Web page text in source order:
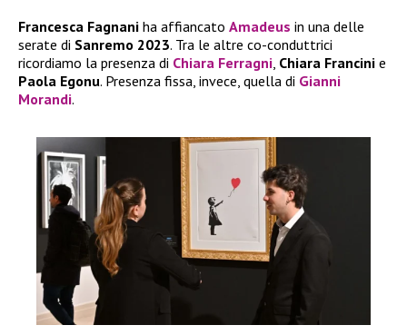
Francesca Fagnani ha affiancato Amadeus in una delle
serate di Sanremo 2023. Tra le altre co-conduttrici
ricordiamo la presenza di Chiara Ferragni Chiara Francini e
Paola Egonu. Presenza fissa, invece, quella di Gianni
Morandi.